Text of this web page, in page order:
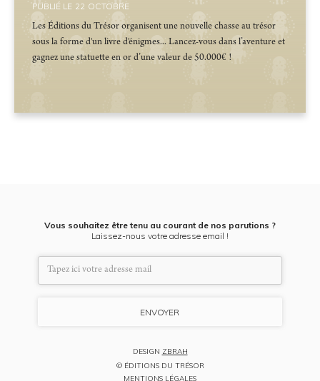
PUBLIÉ LE 22 OCTOBRE
Les Éditions du Trésor organisent une nouvelle chasse au trésor
sous la forme d'un livre d'énigmes... Lancez-vous dans l’aventure et
gagnez une statuette en or d’une valeur de 50.000€ !
DESIGN ZBRAH
© ÉDITIONS DU TRÉSOR
MENTIONS LÉGALES
Vous souhaitez être tenu au courant de nos parutions ?
Laissez-nous votre adresse email !